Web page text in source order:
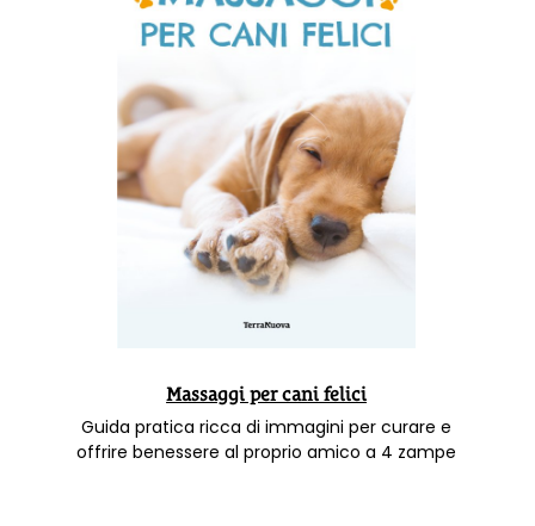
Massaggi per cani felici
Guida pratica ricca di immagini per curare e
offrire benessere al proprio amico a 4 zampe